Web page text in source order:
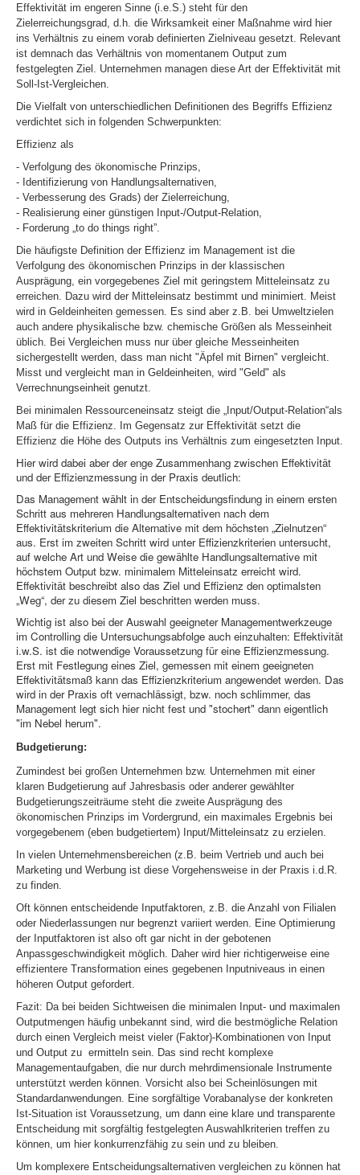
Effektivität im engeren Sinne (i.e.S.) steht für den
Zielerreichungsgrad, d.h. die Wirksamkeit einer Maßnahme wird hier
ins Verhältnis zu einem vorab definierten Zielniveau gesetzt. Relevant
ist demnach das Verhältnis von momentanem Output zum
festgelegten Ziel. Unternehmen managen diese Art der Effektivität mit
Soll-Ist-Vergleichen.
Die Vielfalt von unterschiedlichen Definitionen des Begriffs Effizienz
verdichtet sich in folgenden Schwerpunkten:
Effizienz als
- Verfolgung des ökonomische Prinzips,
- Identifizierung von Handlungsalternativen,
- Verbesserung des Grads) der Zielerreichung,
- Realisierung einer günstigen Input-/Output-Relation,
- Forderung „to do things right”.
Die häufigste Definition der Effizienz im Management ist die
Verfolgung des ökonomischen Prinzips in der klassischen
Ausprägung, ein vorgegebenes Ziel mit geringstem Mitteleinsatz zu
erreichen. Dazu wird der Mitteleinsatz bestimmt und minimiert. Meist
wird in Geldeinheiten gemessen. Es sind aber z.B. bei Umweltzielen
auch andere physikalische bzw. chemische Größen als Messeinheit
üblich. Bei Vergleichen muss nur über gleiche Messeinheiten
sichergestellt werden, dass man nicht "Äpfel mit Birnen" vergleicht.
Misst und vergleicht man in Geldeinheiten, wird "Geld" als
Verrechnungseinheit genutzt.
Bei minimalen Ressourceneinsatz steigt die „Input/Output-Relation“als
Maß für die Effizienz. Im Gegensatz zur Effektivität setzt die
Effizienz die Höhe des Outputs ins Verhältnis zum eingesetzten Input.
Hier wird dabei aber der enge Zusammenhang zwischen Effektivität
und der Effizienzmessung in der Praxis deutlich:
Das Management wählt in der Entscheidungsfindung in einem ersten
Schritt aus mehreren Handlungsalternativen nach dem
Effektivitätskriterium die Alternative mit dem höchsten „Zielnutzen“
aus. Erst im zweiten Schritt wird unter Effizienzkriterien untersucht,
auf welche Art und Weise die gewählte Handlungsalternative mit
höchstem Output bzw. minimalem Mitteleinsatz erreicht wird.
Effektivität beschreibt also das Ziel und Effizienz den optimalsten
„Weg“, der zu diesem Ziel beschritten werden muss.
Wichtig ist also bei der Auswahl geeigneter Managementwerkzeuge
im Controlling die Untersuchungsabfolge auch einzuhalten: Effektivität
i.w.S. ist die notwendige Voraussetzung für eine Effizienzmessung.
Erst mit Festlegung eines Ziel, gemessen mit einem geeigneten
Effektivitätsmaß kann das Effizienzkriterium angewendet werden. Das
wird in der Praxis oft vernachlässigt, bzw. noch schlimmer, das
Management legt sich hier nicht fest und "stochert" dann eigentlich
"im Nebel herum".
Budgetierung:
Zumindest bei großen Unternehmen bzw. Unternehmen mit einer
klaren Budgetierung auf Jahresbasis oder anderer gewählter
Budgetierungszeiträume steht die zweite Ausprägung des
ökonomischen Prinzips im Vordergrund, ein maximales Ergebnis bei
vorgegebenem (eben budgetiertem) Input/Mitteleinsatz zu erzielen.
In vielen Unternehmensbereichen (z.B. beim Vertrieb und auch bei
Marketing und Werbung ist diese Vorgehensweise in der Praxis i.d.R.
zu finden.
Oft können entscheidende Inputfaktoren, z.B. die Anzahl von Filialen
oder Niederlassungen nur begrenzt variiert werden. Eine Optimierung
der Inputfaktoren ist also oft gar nicht in der gebotenen
Anpassgeschwindigkeit möglich. Daher wird hier richtigerweise eine
effizientere Transformation eines gegebenen Inputniveaus in einen
höheren Output gefordert.
Fazit: Da bei beiden Sichtweisen die minimalen Input- und maximalen
Outputmengen häufig unbekannt sind, wird die bestmögliche Relation
durch einen Vergleich meist vieler (Faktor)-Kombinationen von Input
und Output zu ermitteln sein. Das sind recht komplexe
Managementaufgaben, die nur durch mehrdimensionale Instrumente
unterstützt werden können. Vorsicht also bei Scheinlösungen mit
Standardanwendungen. Eine sorgfältige Vorabanalyse der konkreten
Ist-Situation ist Voraussetzung, um dann eine klare und transparente
Entscheidung mit sorgfältig festgelegten Auswahlkriterien treffen zu
können, um hier konkurrenzfähig zu sein und zu bleiben.
Um komplexere Entscheidungsalternativen vergleichen zu können hat